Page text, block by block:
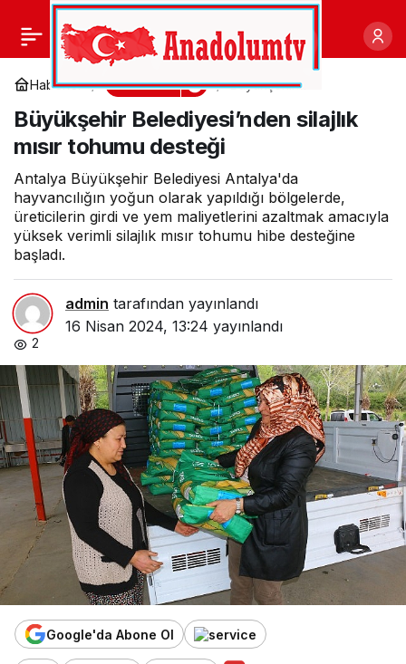
Haberler Gündem
Büyükşehir
mısır tohumu desteği
Büyükşehir Belediyesi’nden silajlık
mısır tohumu desteği
Antalya Büyükşehir Belediyesi Antalya'da
hayvancılığın yoğun olarak yapıldığı bölgelerde,
üreticilerin girdi ve yem maliyetlerini azaltmak amacıyla
yüksek verimli silajlık mısır tohumu hibe desteğine
başladı.
admin tarafından yayınlandı
16 Nisan 2024, 13:24 yayınlandı
2
Google'da Abone Ol
EÜ’de “Ermeni Sorunu ve
20. Yüzyılda
Azerbaycanlılara Karşı
İşlenmiş Katliam ve
Sürgünler” konuşuldu
Paylaş